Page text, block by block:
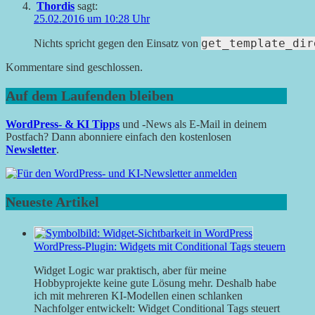
Thordis sagt:
25.02.2016 um 10:28 Uhr
Nichts spricht gegen den Einsatz von
Kommentare sind geschlossen.
Auf dem Laufenden bleiben
WordPress- & KI Tipps und -News als E-Mail in deinem
Postfach? Dann abonniere einfach den kostenlosen
Newsletter.
Neueste Artikel
WordPress-Plugin: Widgets mit Conditional Tags steuern
Widget Logic war praktisch, aber für meine
Hobbyprojekte keine gute Lösung mehr. Deshalb habe
ich mit mehreren KI-Modellen einen schlanken
Nachfolger entwickelt: Widget Conditional Tags steuert